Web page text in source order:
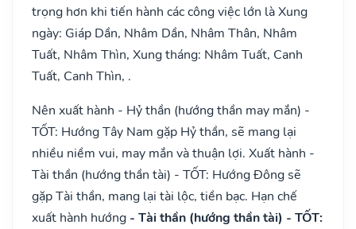
trọng hơn khi tiến hành các công việc lớn là Xung
ngày: Giáp Dần, Nhâm Dần, Nhâm Thân, Nhâm
Tuất, Nhâm Thìn, Xung tháng: Nhâm Tuất, Canh
Tuất, Canh Thìn, .
Nên xuất hành - Hỷ thần (hướng thần may mắn) -
TỐT: Hướng Tây Nam gặp Hỷ thần, sẽ mang lại
nhiều niềm vui, may mắn và thuận lợi. Xuất hành -
Tài thần (hướng thần tài) - TỐT: Hướng Đông sẽ
gặp Tài thần, mang lại tài lộc, tiền bạc. Hạn chế
xuất hành hướng - Tài thần (hướng thần tài) - TỐT: